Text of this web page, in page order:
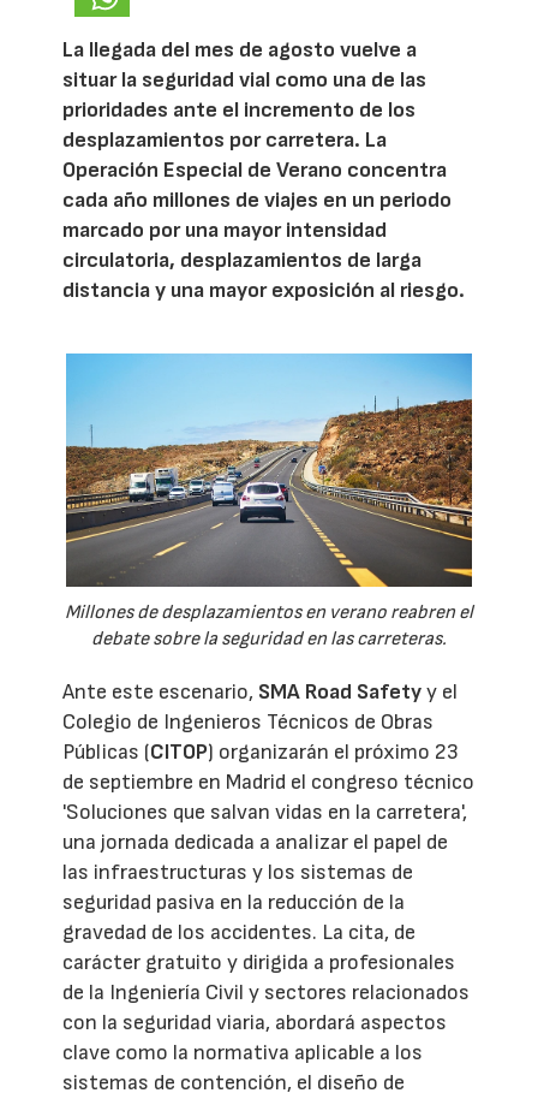
La llegada del mes de agosto vuelve a
situar la seguridad vial como una de las
prioridades ante el incremento de los
desplazamientos por carretera. La
Operación Especial de Verano concentra
cada año millones de viajes en un periodo
marcado por una mayor intensidad
circulatoria, desplazamientos de larga
distancia y una mayor exposición al riesgo.
Millones de desplazamientos en verano reabren el
debate sobre la seguridad en las carreteras.
Ante este escenario, SMA Road Safetyy el
Colegio de Ingenieros Técnicos de Obras
Públicas (CITOP) organizarán el próximo 23
de septiembre en Madrid el congreso técnico
'Soluciones que salvan vidas en la carretera',
una jornada dedicada a analizar el papel de
las infraestructuras y los sistemas de
seguridad pasiva en la reducción de la
gravedad de los accidentes. La cita, de
carácter gratuito y dirigida a profesionales
de la Ingeniería Civil y sectores relacionados
con la seguridad viaria, abordará aspectos
clave como la normativa aplicable a los
sistemas de contención, el diseño de